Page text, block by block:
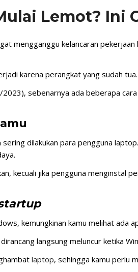
Lemot? Ini
mengganggu kelancaran pekerjaan
karena perangkat yang sudah
sebenarnya ada beberapa
dilakukan para pengguna
kecuali jika pengguna menginstal
kemungkinan kamu melihat ada
langsung meluncur ketika
laptop, sehingga kamu perlu